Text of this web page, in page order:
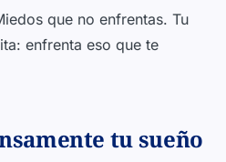
que no enfrentas. Tu
enfrenta eso que te
tu sueño